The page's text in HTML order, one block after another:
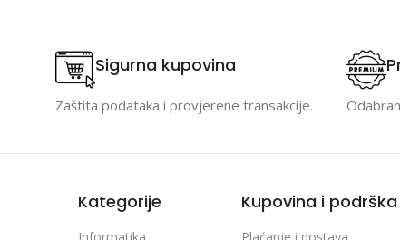
Sigurna kupovina
Zaštita podataka i provjerene transakcije.
Kategorije Kupovina i podrška